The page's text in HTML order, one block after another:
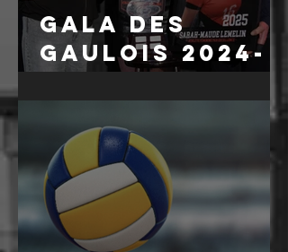
Gala des
Gaulois 2024-
2025